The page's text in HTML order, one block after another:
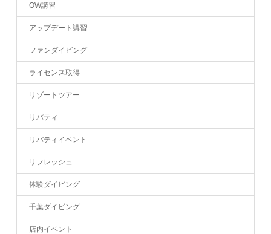
OW講習
アップデート講習
ファンダイビング
ライセンス取得
リゾートツアー
リバティ
リバティイベント
リフレッシュ
体験ダイビング
千葉ダイビング
店内イベント